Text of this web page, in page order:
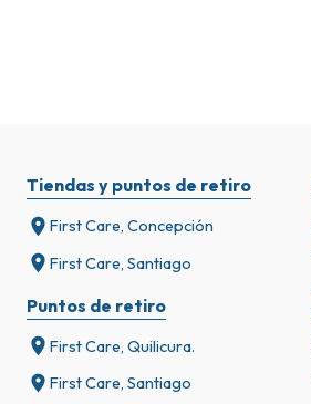
Tiendas y puntos de retiro
First Care, Concepción
First Care, Santiago
Puntos de retiro
First Care, Quilicura.
First Care, Santiago